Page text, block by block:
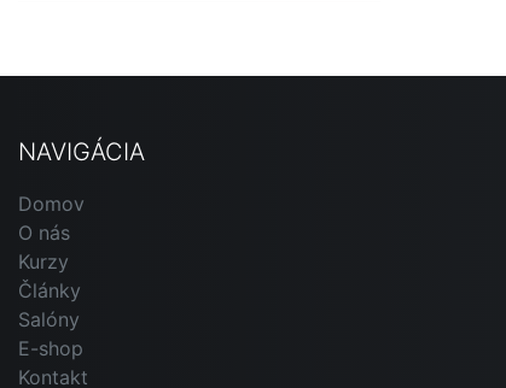
NAVIGÁCIA
Domov
O nás
Kurzy
Články
Salóny
E-shop
Kontakt